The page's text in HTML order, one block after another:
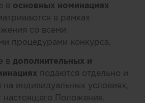
в основных номинациях
в рамках
со всеми
процедурами конкурса.
в дополнительных и
подаются отдельно и
на индивидуальных условиях,
Положения.